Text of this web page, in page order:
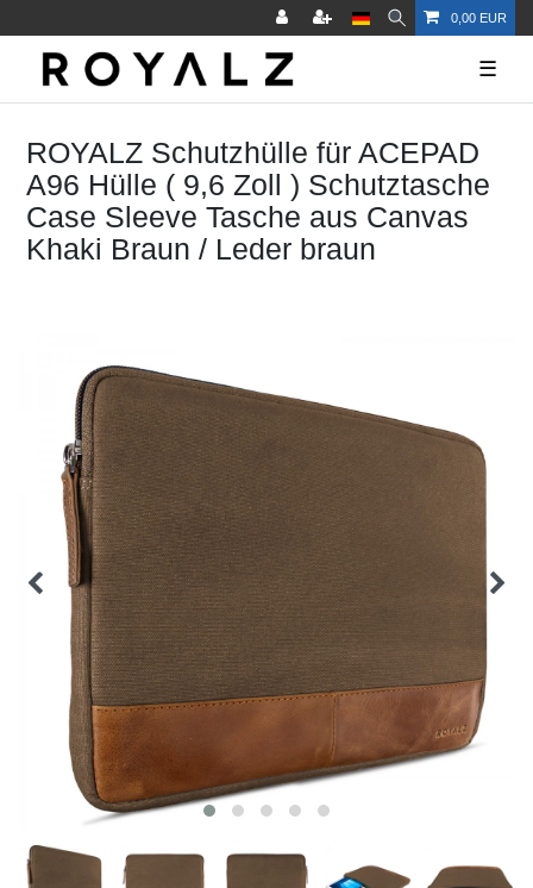
0,00 EUR
☰
ROYALZ Schutzhülle für ACEPAD
A96 Hülle ( 9,6 Zoll ) Schutztasche
Case Sleeve Tasche aus Canvas
Khaki Braun / Leder braun